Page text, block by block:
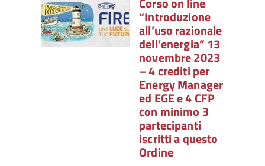
“Introduzione
all’uso razionale
dell’energia” 13
novembre 2023
– 4 crediti per
Energy Manager
ed EGE e 4 CFP
con minimo 3
partecipanti
iscritti a questo
Ordine